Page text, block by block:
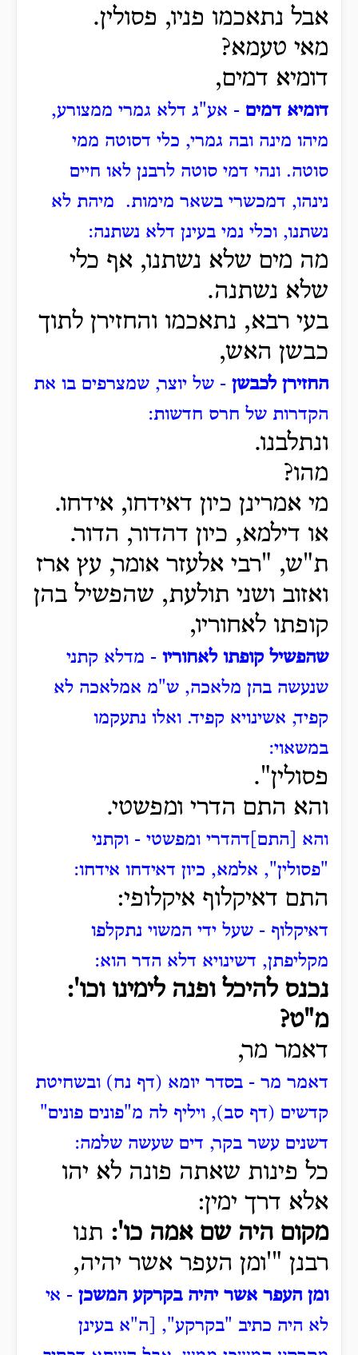
אבל נתאכמו פניו, פסולין.
מאי טעמא?
דומיא דמים,
דומיא דמים - אע"ג דלא גמרי ממצורע,
מיהו מינה ובה גמרי, כלי דסוטה ממי
סוטה. ונהי דמי סוטה לרבנן לאו חיים
נינהו, דמכשרי בשאר מימות. מיהת לא
נשתנו, וכלי נמי בעינן דלא נשתנה:
מה מים שלא נשתנו, אף כלי
שלא נשתנה.
בעי רבא, נתאכמו והחזירן לתוך
כבשן האש,
החזירן לכבשן - של יוצר, שמצרפים בו את
הקדרות של חרס חדשות:
ונתלבנו.
מהו?
מי אמרינן כיון דאידחו, אידחו.
או דילמא, כיון דהדור, הדור.
ת"ש, "רבי אלעזר אומר, עץ ארז
ואזוב ושני תולעת, שהפשיל בהן
קופתו לאחוריו,
שהפשיל קופתו לאחוריו - מדלא קתני
שנעשה בהן מלאכה, ש"מ אמלאכה לא
קפיד, אשינויא קפיד. ואלו נתעקמו
במשאוי:
פסולין".
והא התם הדרי ומפשטי.
והא [התם]דהדרי ומפשטי - וקתני
"פסולין", אלמא, כיון דאידחו אידחו:
התם דאיקלוף איקלופי:
דאיקלוף - שעל ידי המשוי נתקלפו
מקליפתן, דשינויא דלא הדר הוא:
נכנס להיכל ופנה לימינו וכו':
מ"ט?
דאמר מר,
דאמר מר - בסדר יומא (דף נח) ובשחיטת
קדשים (דף סב), ויליף לה מ"פונים פונים"
דשנים עשר בקר, דים שעשה שלמה:
כל פינות שאתה פונה לא יהו
אלא דרך ימין:
מקום היה שם אמה כו': תנו
רבנן "'ומן העפר אשר יהיה,
ומן העפר אשר יהיה בקרקע המשכן - אי
לא היה כתיב "בקרקע", [ה"א בעינן